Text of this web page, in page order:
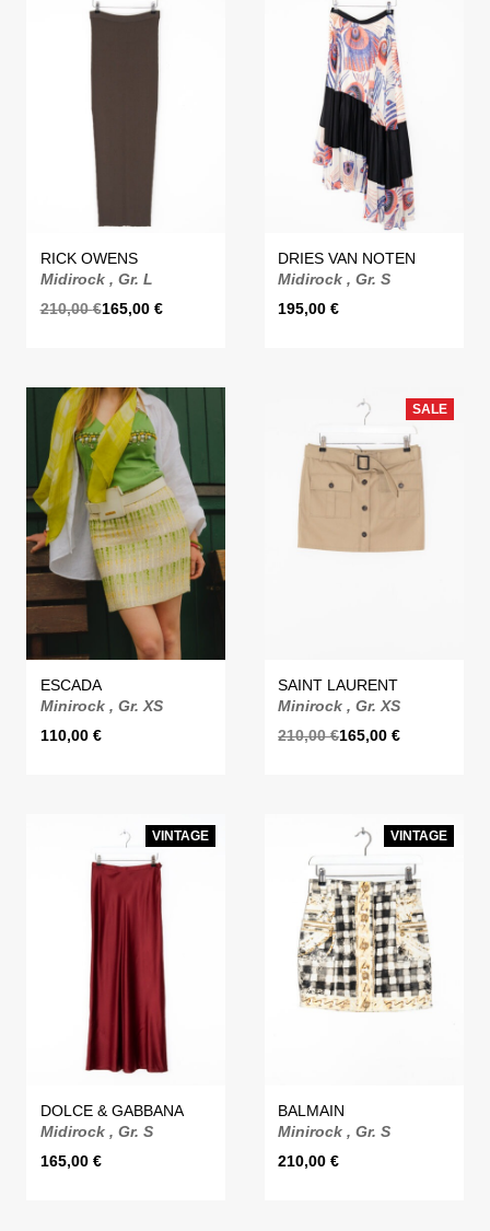
RICK OWENS
Midirock , Gr. L
210,00€165,00 €
DRIES VAN NOTEN
Midirock , Gr. S
195,00€
ESCADA
Minirock , Gr. XS
110,00 €
SALE
SAINT LAURENT
Minirock , Gr. XS
210,00€165,00€
VINTAGE
DOLCE & GABBANA
Midirock , Gr. S
165,00 €
VINTAGE
BALMAIN
Minirock , Gr. S
210,00€